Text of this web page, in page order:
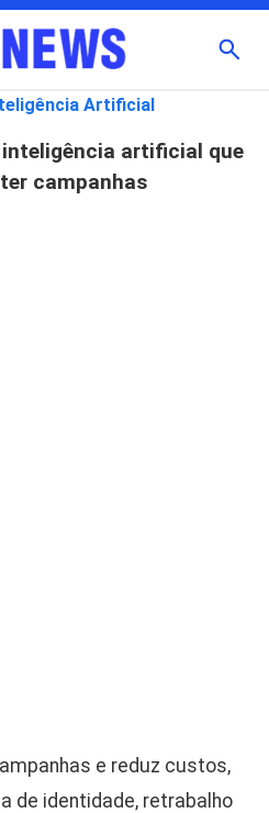
Artificial
artificial que
campanhas
e reduz custos,
de identidade, retrabalho